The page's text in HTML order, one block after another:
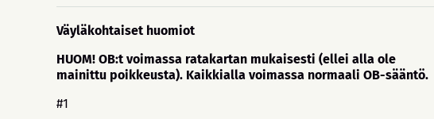
Väyläkohtaiset huomiot
HUOM! OB:t voimassa ratakartan mukaisesti (ellei alla ole
mainittu poikkeusta). Kaikkialla voimassa normaali OB-sääntö.
#1